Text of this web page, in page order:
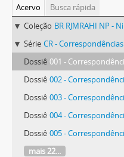
Acervo
Busca rápida
Coleção BR RJMRAHI NP -
Série CR - Correspondências
Dossiê 001 - Correspondências do
Dossiê 002 -
Dossiê 003 -
Dossiê 004 -
Dossiê 005 -
mais 22...